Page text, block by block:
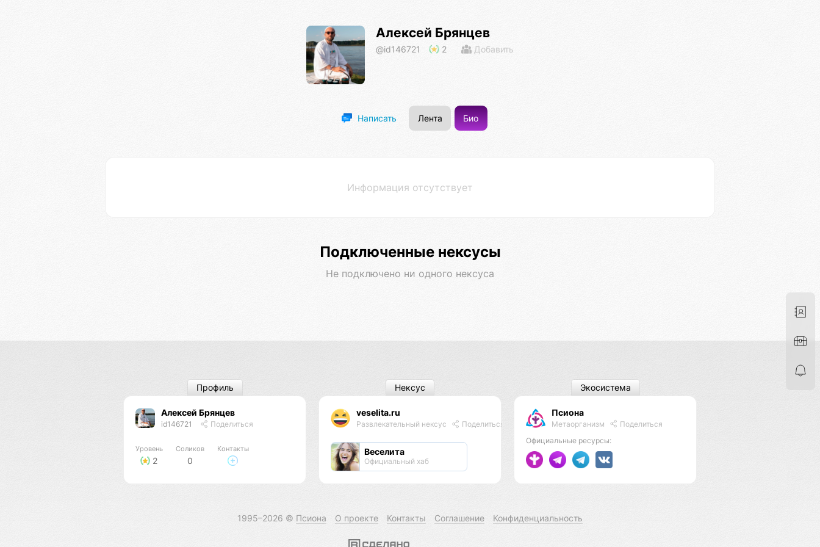
Алексей Брянцев
@id146721 2 Добавить
Написать Лента Био
Информация отсутствует
Подключенные нексусы
Не подключено ни одного нексуса
Алексей Брянцев
id146721 Поделиться
Уровень
2
Соликов
0
Контакты
Профиль
veselita.ru
Развлекательный нексус Поделиться
Веселита
Официальный хаб
Нексус
Псиона
Метаорганизм
Поделиться
Официальные ресурсы:
Экосистема
1995–2026 © Псиона О проекте Контакты Соглашение Конфиденциальность